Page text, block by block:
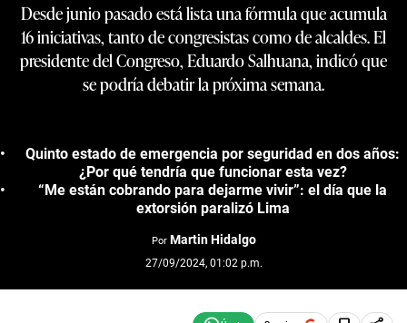
Desde junio pasado está lista una fórmula que acumula
16 iniciativas, tanto de congresistas como de alcaldes. El
presidente del Congreso, Eduardo Salhuana, indicó que
se podría debatir la próxima semana.
Quinto estado de emergencia por seguridad en dos años:
¿Por qué tendría que funcionar esta vez?
“Me están cobrando para dejarme vivir”: el día que la
extorsión paralizó Lima
Por Martin Hidalgo
27/09/2024, 01:02 p.m.